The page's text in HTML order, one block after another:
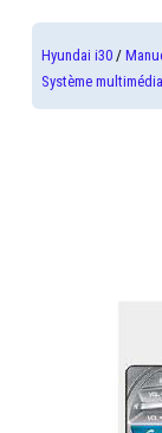
Hyundai i30 /
Système multimédia